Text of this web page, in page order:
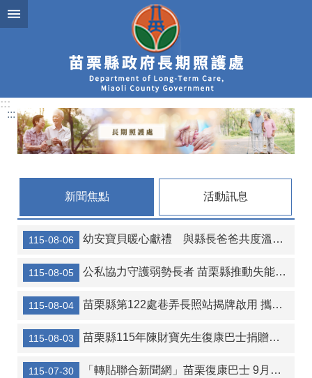
跳到主要內容區塊
:::
:::
新聞焦點 活動訊息
115-08-06 幼安寶貝暖心獻禮 與縣長爸爸共度溫馨父親節
115-08-05 公私協力守護弱勢長者 苗栗縣推動失能安置加碼補助 減輕家庭照顧負擔
115-08-04 苗栗縣第122處巷弄長照站揭牌啟用 攜手打造高齡友善幸福社區
115-08-03 苗栗縣115年陳財寶先生復康巴士捐贈活動
115-07-30 「轉貼聯合新聞網」苗栗復康巴士 9月擬導入AI促進共乘